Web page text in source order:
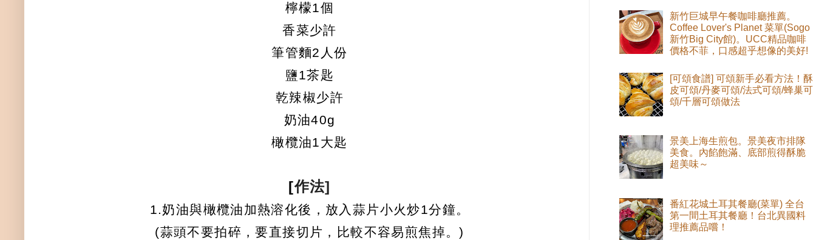
檸檬1個
香菜少許
筆管麵2人份
鹽1茶匙
乾辣椒少許
奶油40g
橄欖油1大匙
[作法]
1.奶油與橄欖油加熱溶化後，放入蒜片小火炒1分鐘。
(蒜頭不要拍碎，要直接切片，比較不容易煎焦掉。)
新竹巨城早午餐咖啡廳推薦。
Coffee Lover's Planet 菜單(Sogo
新竹Big City館)。UCC精品咖啡
價格不菲，口感超乎想像的美好!
[可頌食譜] 可頌新手必看方法！酥
皮可頌/丹麥可頌/法式可頌/蜂巢可
頌/千層可頌做法
景美上海生煎包。景美夜市排隊
美食。內餡飽滿、底部煎得酥脆
超美味～
番紅花城土耳其餐廳(菜單) 全台
第一間土耳其餐廳！台北異國料
理推薦品嚐！